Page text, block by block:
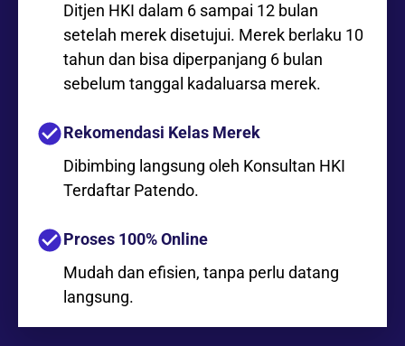
Ditjen HKI dalam 6 sampai 12 bulan
setelah merek disetujui. Merek berlaku 10
tahun dan bisa diperpanjang 6 bulan
sebelum tanggal kadaluarsa merek.
Rekomendasi Kelas Merek
Dibimbing langsung oleh Konsultan HKI
Terdaftar Patendo.
Proses 100% Online
Mudah dan efisien, tanpa perlu datang
langsung.